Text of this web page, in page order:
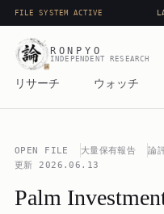
FILE SYSTEM ACTIVE
RONPYO
INDEPENDENT RESEARCH
リサーチ ウォッチ
OPEN FILE 大量保有報告 論
更新 2026.06.13
Palm